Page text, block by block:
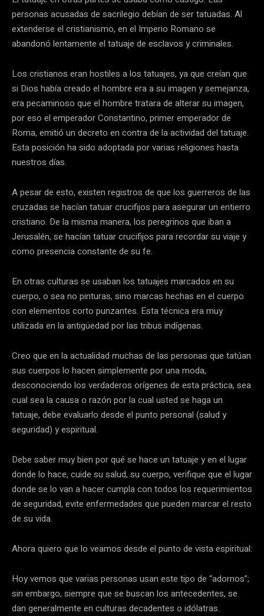
personas acusadas de sacrilegio debían de ser tatuadas. Al
extenderse el cristianismo, en el Imperio Romano se
abandonó lentamente el tatuaje de esclavos y criminales.
Los cristianos eran hostiles a los tatuajes, ya que creían que
si Dios había creado el hombre era a su imagen y semejanza,
era pecaminoso que el hombre tratara de alterar su imagen,
por eso el emperador Constantino, primer emperador de
Roma, emitió un decreto en contra de la actividad del tatuaje.
Esta posición ha sido adoptada por varias religiones hasta
nuestros días.
A pesar de esto, existen registros de que los guerreros de las
cruzadas se hacían tatuar crucifijos para asegurar un entierro
cristiano. De la misma manera, los peregrinos que iban a
Jerusalén, se hacían tatuar crucifijos para recordar su viaje y
como presencia constante de su fe.
En otras culturas se usaban los tatuajes marcados en su
cuerpo, o sea no pinturas, sino marcas hechas en el cuerpo
con elementos corto punzantes. Esta técnica era muy
utilizada en la antigüedad por las tribus indígenas.
Creo que en la actualidad muchas de las personas que tatúan
sus cuerpos lo hacen simplemente por una moda,
desconociendo los verdaderos orígenes de esta práctica, sea
cual sea la causa o razón por la cual usted se haga un
tatuaje, debe evaluarlo desde el punto personal (salud y
seguridad) y espiritual.
Debe saber muy bien por qué se hace un tatuaje y en el lugar
donde lo hace, cuide su salud, su cuerpo, verifique que el lugar
donde se lo van a hacer cumpla con todos los requerimientos
de seguridad, evite enfermedades que pueden marcar el resto
de su vida.
Ahora quiero que lo veamos desde el punto de vista espiritual:
Hoy vemos que varias personas usan este tipo de “adornos”;
sin embargo, siempre que se buscan los antecedentes, se
dan generalmente en culturas decadentes o idólatras.